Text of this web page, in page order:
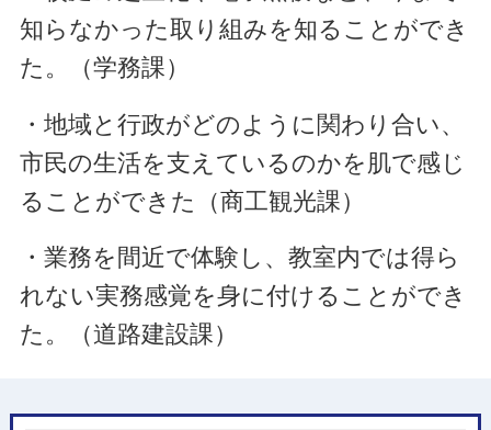
知らなかった取り組みを知ることができ
た。（学務課）
・地域と行政がどのように関わり合い、
市民の生活を支えているのかを肌で感じ
ることができた（商工観光課）
・業務を間近で体験し、教室内では得ら
れない実務感覚を身に付けることができ
た。（道路建設課）